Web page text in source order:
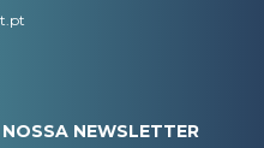
NEWSLETTER